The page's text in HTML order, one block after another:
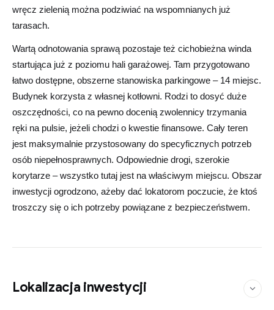
wręcz zielenią można podziwiać na wspomnianych już
tarasach.
Wartą odnotowania sprawą pozostaje też cichobieżna winda
startująca już z poziomu hali garażowej. Tam przygotowano
łatwo dostępne, obszerne stanowiska parkingowe – 14 miejsc.
Budynek korzysta z własnej kotłowni. Rodzi to dosyć duże
oszczędności, co na pewno docenią zwolennicy trzymania
ręki na pulsie, jeżeli chodzi o kwestie finansowe. Cały teren
jest maksymalnie przystosowany do specyficznych potrzeb
osób niepełnosprawnych. Odpowiednie drogi, szerokie
korytarze – wszystko tutaj jest na właściwym miejscu. Obszar
inwestycji ogrodzono, ażeby dać lokatorom poczucie, że ktoś
troszczy się o ich potrzeby powiązane z bezpieczeństwem.
Lokalizacja inwestycji
Zobacz na mapie